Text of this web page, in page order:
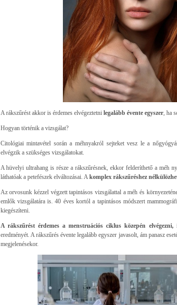
A rákszűrést akkor is érdemes elvégeztetni legalább évente egyszer, ha
Hogyan történik a vizsgálat?
Citológiai mintavétel során a méhnyakról sejteket vesz le a
elvégzik a szükséges vizsgálatokat.
A hüvelyi ultrahang is része a rákszűrésnek, ekkor felderíthető a méh
láthatóak a petefészek elváltozásai. A komplex rákszűréshez
Az orvosunk kézzel végzett tapintásos vizsgálattal a méh és
emlők vizsgálatára is. 40 éves kortól a tapintásos módszert
kiegészíteni.
A rákszűrést érdemes a menstruációs ciklus közepén elvégezni,
eredményét. A rákszűrés évente legalább egyszer javasolt, ám panasz
megjelenésekor.